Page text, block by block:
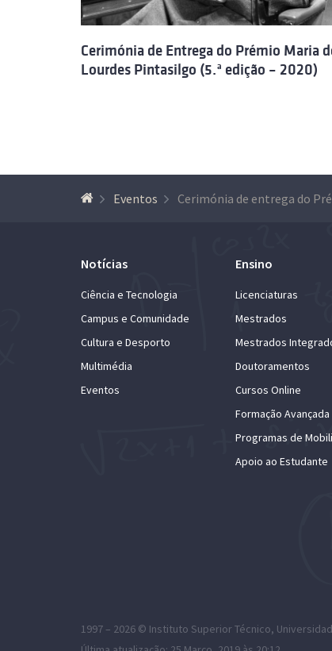
Cerimónia de Entrega do Prémio Maria
Lourdes Pintasilgo (5.ª edição – 2020)
Eventos
Notícias
Ciência e Tecnologia
Campus e Comunidade
Cultura e Desporto
Multimédia
Eventos
Ensino
Licenciaturas
Mestrados
Mestrados
Doutoramentos
Cursos Online
Formação Avançada
Programas de
Apoio ao Estudante
1997 – 2026 © Instituto Superior Técnico,